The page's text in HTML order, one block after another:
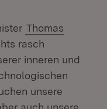
Thomas
rasch
inneren und
unsere